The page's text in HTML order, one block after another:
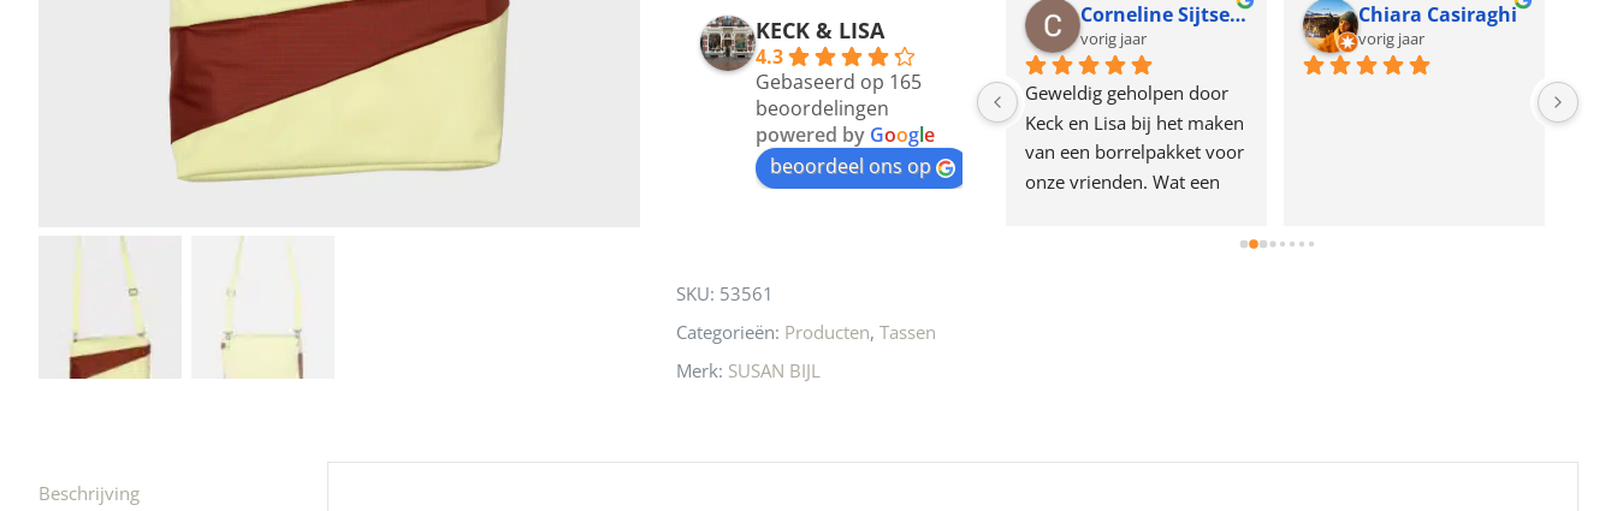
KECK & LISA
4.3
Gebaseerd op 165
beoordelingen
powered by Google
beoordeel ons op
Ik was een dagje in Utrecht
en ik kwam deze leuke
winkel tegen! Ze verkopen
ook heel aardig en gezellig
12 maanden geleden
Waarom in hemelsnaam
de woonwinkel op de
klippen  laten lopen? Waar
moeten nu de design
Corneline Sijtsema
vorig jaar
Geweldig geholpen door
Keck en Lisa bij het maken
van een borrelpakket voor
onze vrienden. Wat een
Chiara Casiraghi
vorig jaar
SKU: 53561
Categorieën: Producten, Tassen
Merk: SUSAN BIJL
Beschrijving